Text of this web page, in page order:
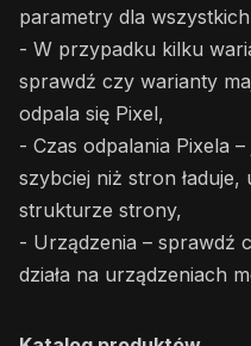
parametry dla
- W przypadku kilku
sprawdź czy warianty
odpala się Pixel,
- Czas odpalania Pixela
szybciej niż stron
strukturze strony,
- Urządzenia – sprawdź
działa na urządzeniach